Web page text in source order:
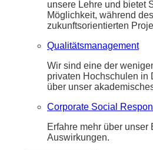
unsere Lehre und bietet
Möglichkeit, während
zukunftsorientierten
Qualitätsmanagement
Wir sind eine der
privaten Hochschulen in
über unser
Corporate Social
Erfahre mehr über
Auswirkungen.